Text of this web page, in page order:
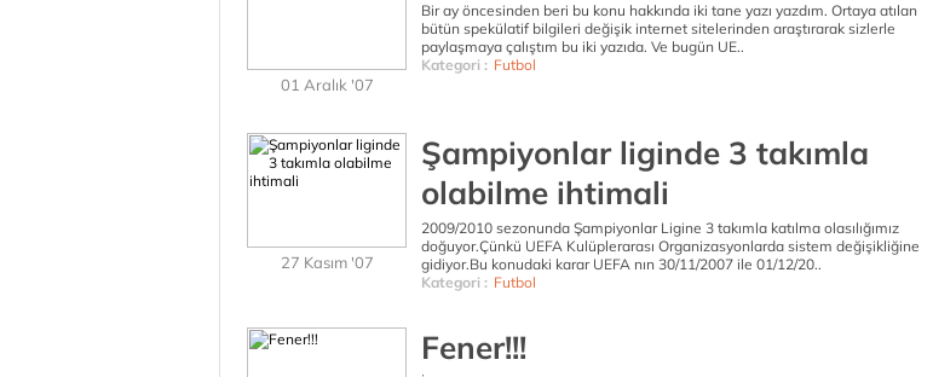
01 Aralık '07
Bir ay öncesinden beri bu konu hakkında iki tane yazı yazdım. Ortaya atılan
bütün spekülatif bilgileri değişik internet sitelerinden araştırarak sizlerle
paylaşmaya çalıştım bu iki yazıda. Ve bugün UE..
Kategori : Futbol
27 Kasım '07
Şampiyonlar liginde 3 takımla
olabilme ihtimali
2009/2010 sezonunda Şampiyonlar Ligine 3 takımla katılma olasılığımız
doğuyor.Çünkü UEFA Kulüplerarası Organizasyonlarda sistem değişikliğine
gidiyor.Bu konudaki karar UEFA nın 30/11/2007 ile 01/12/20..
Kategori : Futbol
Fener!!!